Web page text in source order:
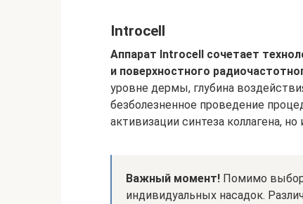
Introcell
Аппарат Introcell сочетает
и поверхностного
уровне дермы, глубина
безболезненное проведение
активизации синтеза коллагена,
Важный момент! Помимо
индивидуальных насадок.